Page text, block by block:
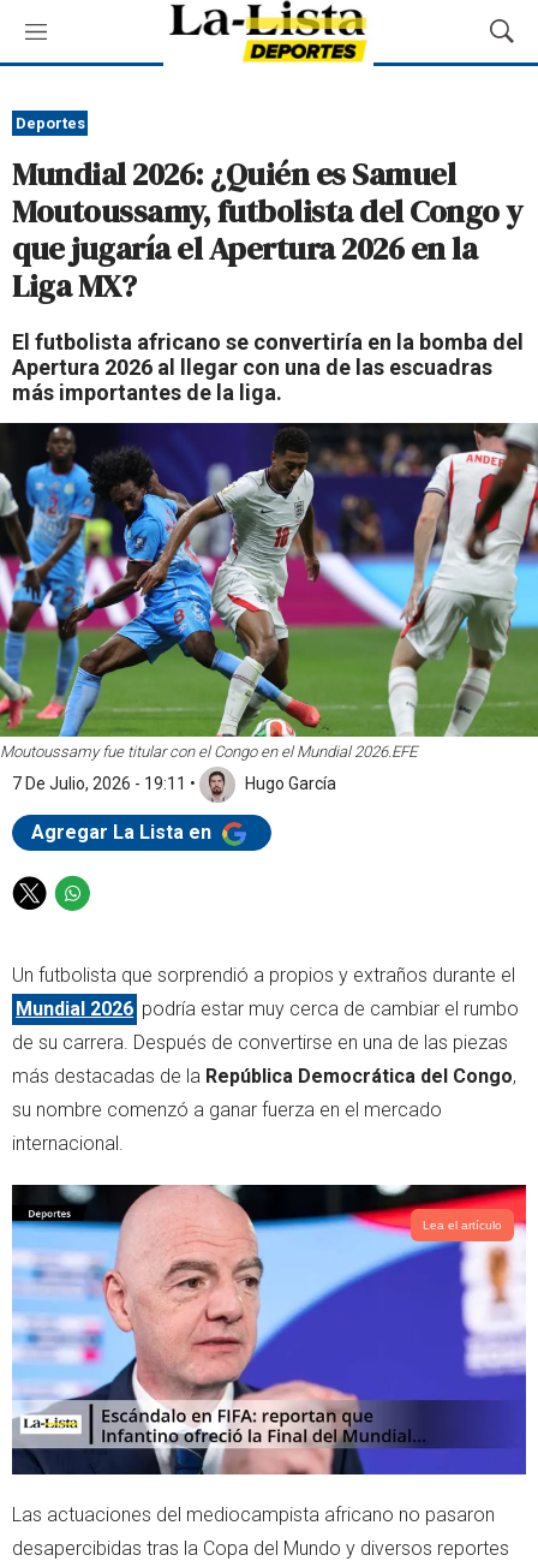
M
e
ú
M
o
B
e
Deportes
Mundial 2026: ¿Quién es Samuel
Moutoussamy, futbolista del Congo y
que jugaría el Apertura 2026 en la
Liga MX?
El futbolista africano se convertiría en la bomba del
Apertura 2026 al llegar con una de las escuadras
más importantes de la liga.
Moutoussamy fue titular con el Congo en el Mundial 2026.EFE
7 De Julio, 2026 - 19:11 • Hugo García
Agregar La Lista en
T
t
t
e
r
W
t
s
a
p
p
Un futbolista que sorprendió a propios y extraños durante el
Mundial 2026 podría estar muy cerca de cambiar el rumbo
de su carrera. Después de convertirse en una de las piezas
más destacadas de la República Democrática del Congo,
su nombre comenzó a ganar fuerza en el mercado
internacional.
Lea el artículo
Las actuaciones del mediocampista africano no pasaron
desapercibidas tras la Copa del Mundo y diversos reportes